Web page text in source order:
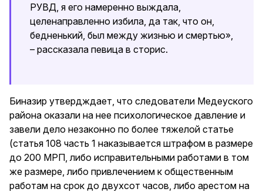
РУВД, я его намеренно выждала,
целенаправленно избила, да так, что он,
бедненький, был между жизнью и смертью»,
– рассказала певица в сторис.
Биназир утвердждает, что следователи Медеуского
района оказали на нее психологическое давление и
завели дело незаконно по более тяжелой статье
(статья 108 часть 1 наказывается штрафом в размере
до 200 МРП, либо исправительными работами в том
же размере, либо привлечением к общественным
работам на срок до двухсот часов, либо арестом на